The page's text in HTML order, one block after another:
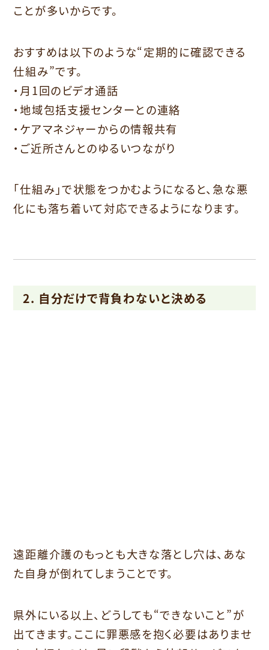
ことが多いからです。
おすすめは以下のような“定期的に確認できる
仕組み”です。
・月1回のビデオ通話
・地域包括支援センターとの連絡
・ケアマネジャーからの情報共有
・ご近所さんとのゆるいつながり
「仕組み」で状態をつかむようになると、急な悪
化にも落ち着いて対応できるようになります。
2. 自分だけで背負わないと決める
遠距離介護のもっとも大きな落とし穴は、あな
た自身が倒れてしまうことです。
県外にいる以上、どうしても“できないこと”が
出てきます。ここに罪悪感を抱く必要はありませ